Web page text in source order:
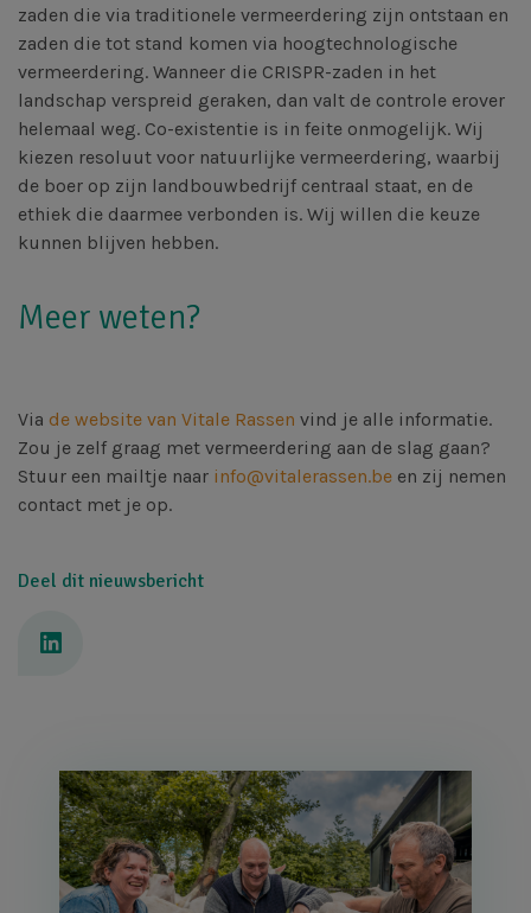
zaden die via traditionele vermeerdering zijn ontstaan en
zaden die tot stand komen via hoogtechnologische
vermeerdering. Wanneer die CRISPR-zaden in het
landschap verspreid geraken, dan valt de controle erover
helemaal weg. Co-existentie is in feite onmogelijk. Wij
kiezen resoluut voor natuurlijke vermeerdering, waarbij
de boer op zijn landbouwbedrijf centraal staat, en de
ethiek die daarmee verbonden is. Wij willen die keuze
kunnen blijven hebben.
Meer weten?
Via de website van Vitale Rassen vind je alle informatie.
Zou je zelf graag met vermeerdering aan de slag gaan?
Stuur een mailtje naar info@vitalerassen.be en zij nemen
contact met je op.
Afbeelding
Deel dit nieuwsbericht